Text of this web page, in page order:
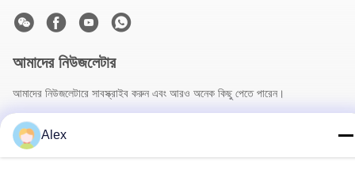
আমাদের নিউজলেটার
আমাদের নিউজলেটারে সাবস্ক্রাইব করুন এবং আরও অনেক কিছু পেতে পারেন।
Alex